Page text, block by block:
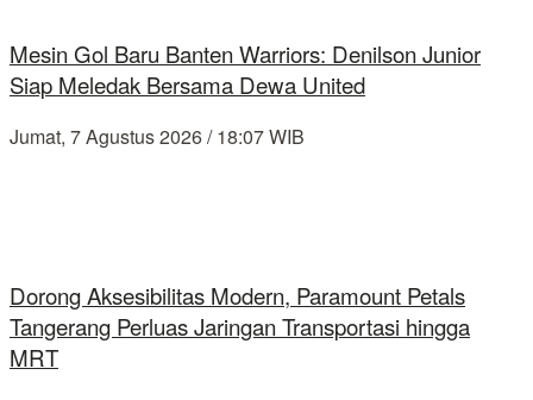
Mesin Gol Baru Banten Warriors: Denilson Junior
Siap Meledak Bersama Dewa United
Jumat, 7 Agustus 2026 / 18:07 WIB
Dorong Aksesibilitas Modern, Paramount Petals
Tangerang Perluas Jaringan Transportasi hingga
MRT